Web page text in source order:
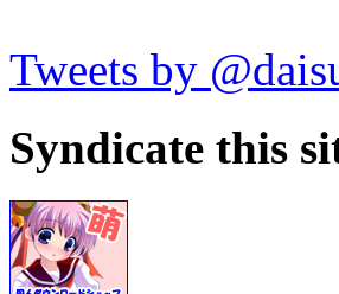
Tweets by
Syndicate this